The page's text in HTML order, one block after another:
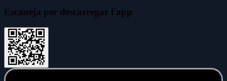
Escaneja per descarregar l'app